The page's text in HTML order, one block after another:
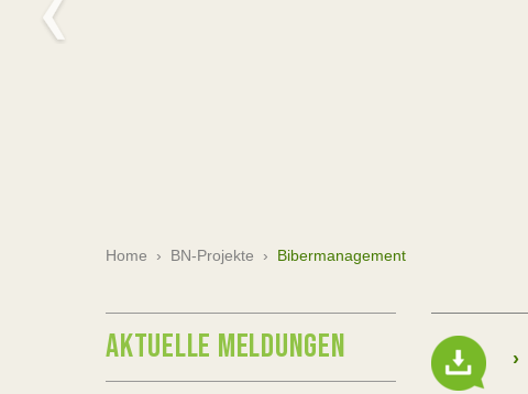
Home › BN-Projekte › Bibermanagement
›
AKTUELLE MELDUNGEN